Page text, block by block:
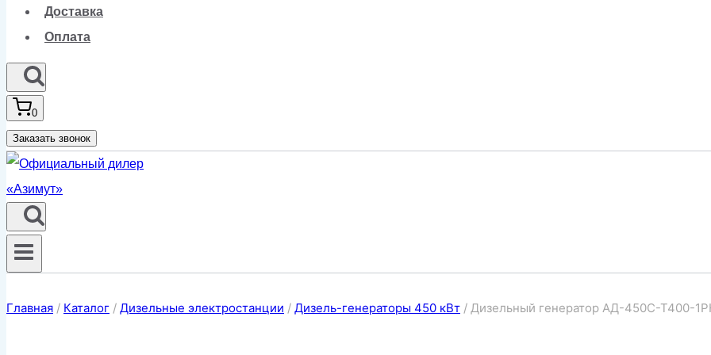
Доставка
Оплата
0
Заказать звонок
Главная / Каталог / Дизельные электростанции / Дизель-генераторы 450 кВт / Дизельный генератор АД-450С-Т400-